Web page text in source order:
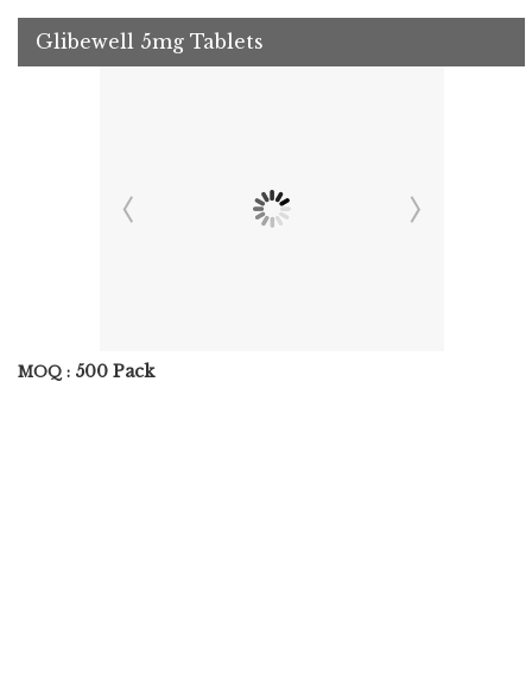
Glibewell 5mg Tablets
MOQ : 500 Pack